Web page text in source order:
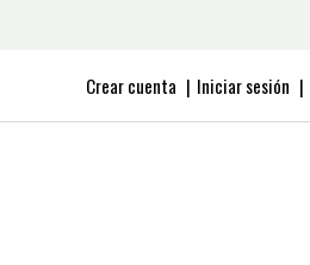
Crear cuenta Iniciar sesión